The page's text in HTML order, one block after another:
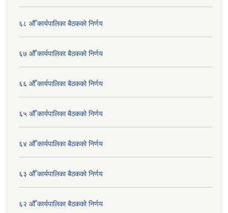
६८ औँ कार्यपालिका बैठकको निर्णय
६७ औँ कार्यपालिका बैठकको निर्णय
६६ औँ कार्यपालिका बैठकको निर्णय
६५ औँ कार्यपालिका बैठकको निर्णय
६४ औँ कार्यपालिका बैठकको निर्णय
६३ औँ कार्यपालिका बैठकको निर्णय
६२ औँ कार्यपालिका बैठकको निर्णय